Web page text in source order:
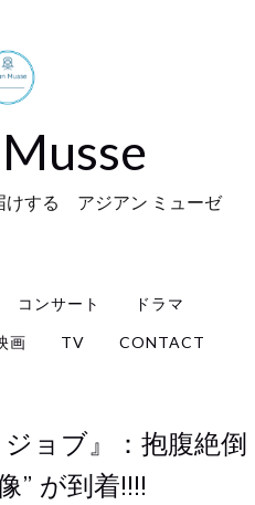
けする アジアン ミューゼ
コンサート ドラマ
画 TV CONTACT
ョブ』：抱腹絶倒
” が到着!!!!